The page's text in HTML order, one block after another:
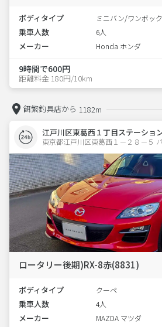
ボディタイプ ミニバン/ワンボッ
乗車人数 6人
メーカー Honda ホンダ
9時間で600円
距離料金 180円/10km
餌繁釣具店から 1182m
江戸川区東葛西１丁目ステーショ
東京都江戸川区東葛西１－２８－５
ロータリー後期)RX-8赤(8831)
ボディタイプ クーペ
乗車人数 4人
メーカー MAZDA マツダ